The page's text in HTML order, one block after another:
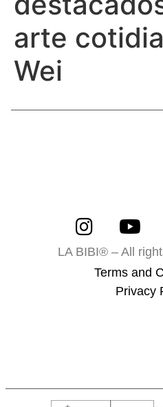
arte
Wei
LA BIBI® – All
Terms and
Privacy